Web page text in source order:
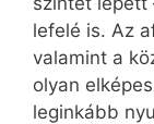
lefelé is. Az
valamint a
olyan
leginkább